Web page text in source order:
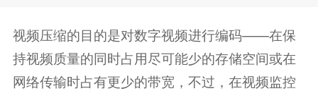
视频压缩的目的是对数字视频进行编码——在保
持视频质量的同时占用尽可能少的存储空间或在
网络传输时占有更少的带宽，不过，在视频监控